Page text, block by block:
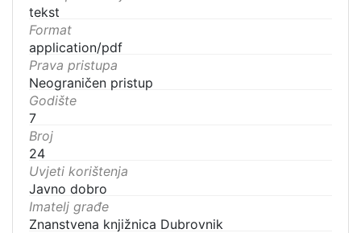
tekst
Format
application/pdf
Prava pristupa
Neograničen pristup
Godište
7
Broj
24
Uvjeti korištenja
Javno dobro
Imatelj građe
Znanstvena knjižnica Dubrovnik